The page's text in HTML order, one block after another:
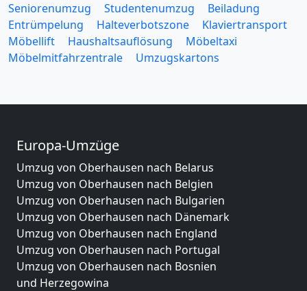
Seniorenumzug
Studentenumzug
Beiladung
Entrümpelung
Halteverbotszone
Klaviertransport
Möbellift
Haushaltsauflösung
Möbeltaxi
Möbelmitfahrzentrale
Umzugskartons
Europa-Umzüge
Umzug von Oberhausen nach Belarus
Umzug von Oberhausen nach Belgien
Umzug von Oberhausen nach Bulgarien
Umzug von Oberhausen nach Dänemark
Umzug von Oberhausen nach England
Umzug von Oberhausen nach Portugal
Umzug von Oberhausen nach Bosnien
und Herzegowina